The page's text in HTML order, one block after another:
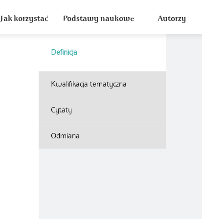
Jak korzystać Podstawy naukowe Autorzy
Definicja
Kwalifikacja tematyczna
Cytaty
Odmiana